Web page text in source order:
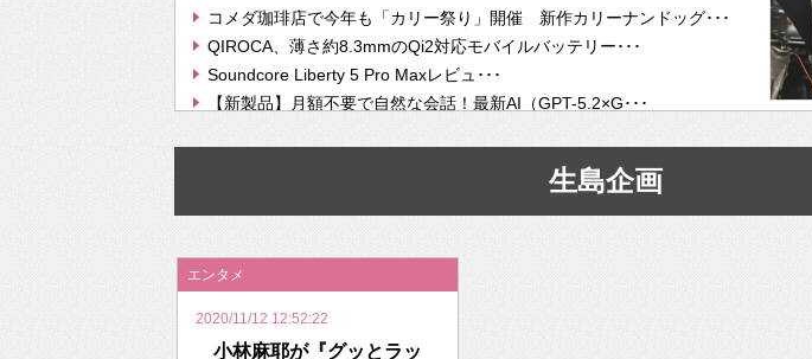
コメダ珈琲店で今年も「カリー祭り」開催 新作カリーナンドッグ･･･
QIROCA、薄さ約8.3mmのQi2対応モバイルバッテリー･･･
Soundcore Liberty 5 Pro Maxレビュ･･･
【新製品】月額不要で自然な会話！最新AI（GPT-5.2×G･･･
【次世代の没入感と生産性】VITURE Luma Ultra･･･
挫折率8割の壁をAIで突破。ジャストシステム、”自分が今話し･･･
2026年のバレンタインは「自分で作って、想いを渡す」 TE･･･
生島企画
エンタメ
2020/11/12 12:52:22
小林麻耶が『グッとラッ